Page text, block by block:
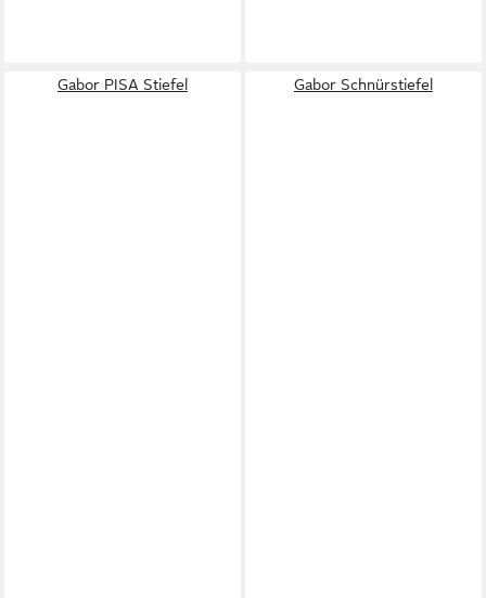
Gabor PISA Stiefel Gabor Schnürstiefel